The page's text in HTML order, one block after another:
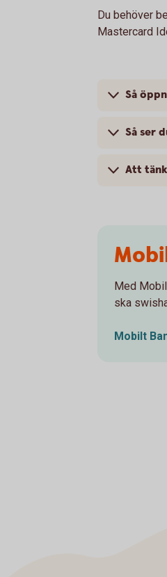
Du behöver
Mastercard
Så
Så ser
Att
Med
ska
Mobilt